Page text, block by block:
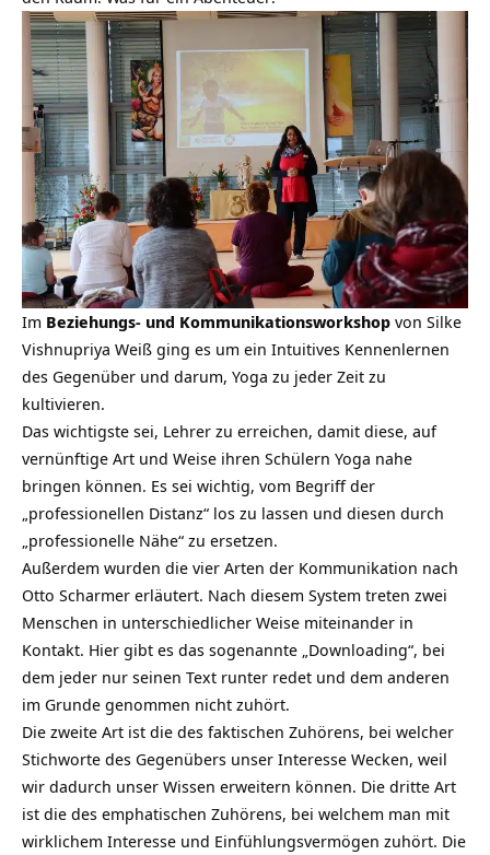
Im Beziehungs- und Kommunikationsworkshop von Silke
Vishnupriya Weiß ging es um ein Intuitives Kennenlernen
des Gegenüber und darum, Yoga zu jeder Zeit zu
kultivieren.
Das wichtigste sei, Lehrer zu erreichen, damit diese, auf
vernünftige Art und Weise ihren Schülern Yoga nahe
bringen können. Es sei wichtig, vom Begriff der
„professionellen Distanz“ los zu lassen und diesen durch
„professionelle Nähe“ zu ersetzen.
Außerdem wurden die vier Arten der Kommunikation nach
Otto Scharmer erläutert. Nach diesem System treten zwei
Menschen in unterschiedlicher Weise miteinander in
Kontakt. Hier gibt es das sogenannte „Downloading“, bei
dem jeder nur seinen Text runter redet und dem anderen
im Grunde genommen nicht zuhört.
Die zweite Art ist die des faktischen Zuhörens, bei welcher
Stichworte des Gegenübers unser Interesse Wecken, weil
wir dadurch unser Wissen erweitern können. Die dritte Art
ist die des emphatischen Zuhörens, bei welchem man mit
wirklichem Interesse und Einfühlungsvermögen zuhört. Die